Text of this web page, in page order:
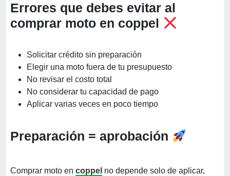
Errores que debes evitar al
comprar moto en coppel
Solicitar crédito sin preparación
Elegir una moto fuera de tu presupuesto
No revisar el costo total
No considerar tu capacidad de pago
Aplicar varias veces en poco tiempo
Preparación = aprobación
Comprar moto en coppel no depende solo de aplicar,